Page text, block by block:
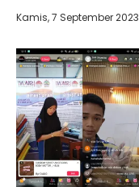
Kamis, 7 September 2023